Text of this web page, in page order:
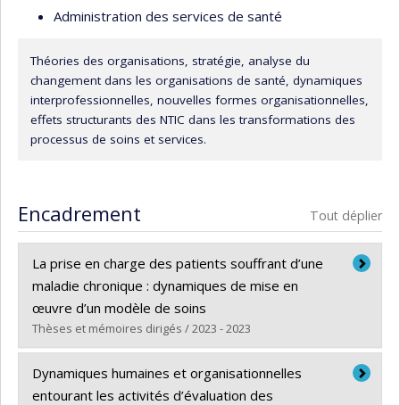
Administration des services de santé
Théories des organisations, stratégie, analyse du
changement dans les organisations de santé, dynamiques
interprofessionnelles, nouvelles formes organisationnelles,
effets structurants des NTIC dans les transformations des
processus de soins et services.
Encadrement Tout déplier
La prise en charge des patients souffrant d’une
maladie chronique : dynamiques de mise en
œuvre d’un modèle de soins
Thèses et mémoires dirigés / 2023 - 2023
Diplômé(e) :Derraji, Monsef
Cycle :Doctorat
Dynamiques humaines et organisationnelles
entourant les activités d’évaluation des